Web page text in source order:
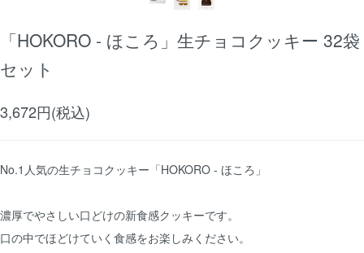
「HOKORO - ほころ」生チョコクッキー 32袋
セット
3,672円(税込)
No.1人気の生チョコクッキー「HOKORO - ほころ」
濃厚でやさしい口どけの新食感クッキーです。
口の中でほどけていく食感をお楽しみください。